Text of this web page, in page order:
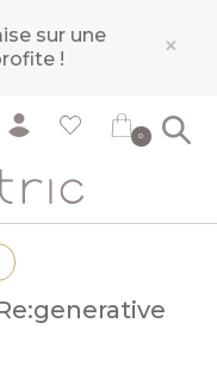
sur une
! ×
0